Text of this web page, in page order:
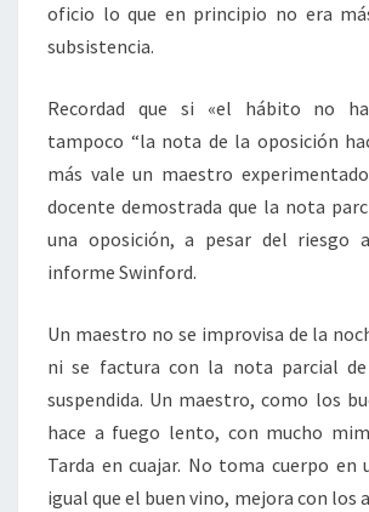
oficio lo que en principio no era
subsistencia.
Recordad que si «el hábito no
tampoco “la nota de la oposición
más vale un maestro
docente demostrada que la nota
una oposición, a pesar del riesgo
informe Swinford.
Un maestro no se improvisa de la
ni se factura con la nota parcial
suspendida. Un maestro, como los
hace a fuego lento, con mucho
Tarda en cuajar. No toma cuerpo en
igual que el buen vino, mejora con los